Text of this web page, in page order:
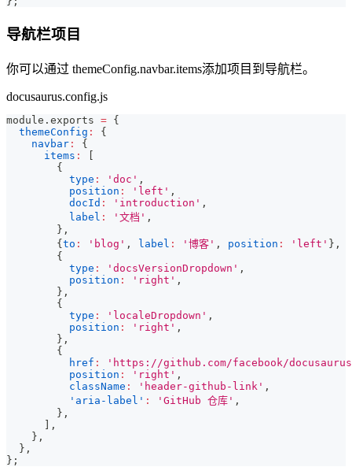
导航栏项目
你可以通过 themeConfig.navbar.items添加项目到导航栏。
docusaurus.config.js
module . exports = {
themeConfig :
{
navbar :
{
items :
[
{
type : 'doc' ,
position : 'left' ,
docId : 'introduction' ,
label : '文档' ,
} ,
{to : 'blog' , label : '博客' , position : 'left' } ,
{
type : 'docsVersionDropdown' ,
position : 'right' ,
} ,
{
type : 'localeDropdown' ,
position : 'right' ,
} ,
{
href :
'https://github.com/facebook/
position : 'right' ,
className : 'header-github-link' ,
'aria-label' : 'GitHub 仓库' ,
} ,
] ,
} ,
} ,
} ;